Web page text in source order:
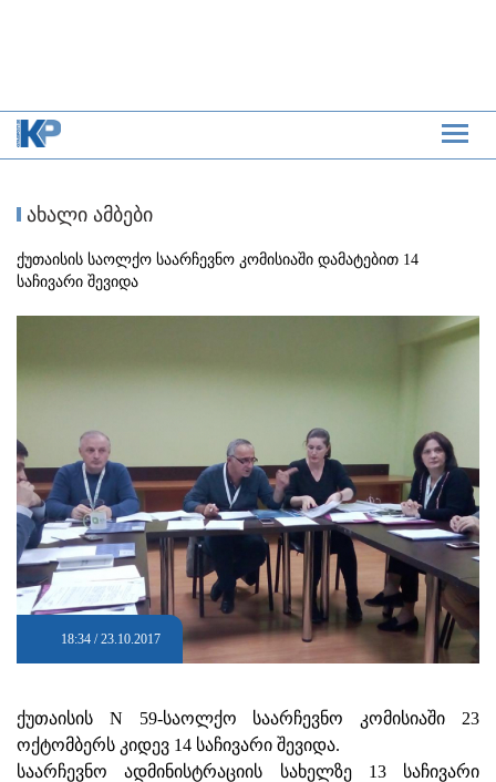
ახალი ამბები
ქუთაისის საოლქო საარჩევნო კომისიაში დამატებით 14
საჩივარი შევიდა
18:34 / 23.10.2017
ქუთაისის N 59-საოლქო საარჩევნო კომისიაში 23
ოქტომბერს კიდევ 14 საჩივარი შევიდა.
საარჩევნო ადმინისტრაციის სახელზე 13 საჩივარი